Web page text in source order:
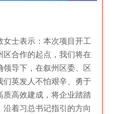
女士表示：本次项目开工
合作的起点，我们将在
导下，在叙州区委、区
英发人不怕艰辛、勇于
高效建成，将企业踏踏
着习总书记指引的方向